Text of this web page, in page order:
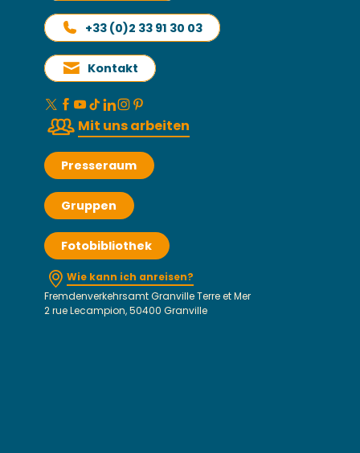
+33 (0)2 33 91 30 03
Kontakt
Mit uns arbeiten
Presseraum
Gruppen
Fotobibliothek
Wie kann ich anreisen?
Fremdenverkehrsamt Granville Terre et Mer
2 rue Lecampion, 50400 Granville